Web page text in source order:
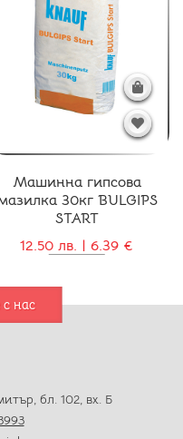
Машинна гипсова
30кг BULGIPS
START
12.50 лв. | 6.39 €
с нас
бл. 102, вх. Б